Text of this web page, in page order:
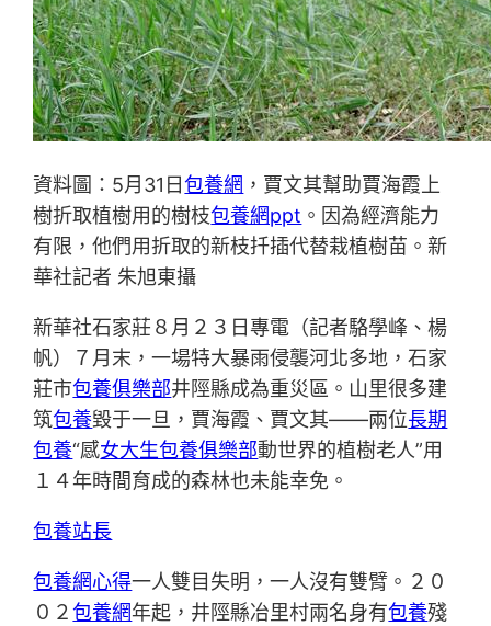
資料圖：5月31日包養網 ，賈文其幫助賈海霞上
樹折取植樹用的樹枝包養網ppt 。因為經濟能力
有限，他們用折取的新枝扦插代替栽植樹苗。新
華社記者 朱旭東攝
新華社石家莊８月２３日專電（記者駱學峰、楊
帆）７月末，一場特大暴雨侵襲河北多地，石家
莊市包養俱樂部井陘縣成為重災區。山里很多建
筑包養毀于一旦，賈海霞、賈文其——兩位長期
包養“感女大生包養俱樂部動世界的植樹老人”用
１４年時間育成的森林也未能幸免。
包養站長
包養網心得一人雙目失明，一人沒有雙臂。２０
０２包養網年起，井陘縣冶里村兩名身有包養殘